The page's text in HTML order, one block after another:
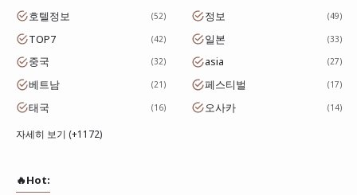
호텔정보 52 정보 49
TOP7 42 일본 33
중국 32 asia 27
베트남 21 페스티벌 17
태국 16 오사카 14
자세히 보기 (+1172)
🔥Hot: